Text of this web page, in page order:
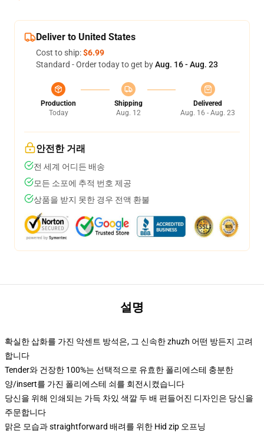
Deliver to United States
Cost to ship:$6.99
Standard - Order today to get byAug. 16 - Aug. 23
Production
Today
Shipping
Aug. 12
Delivered
Aug. 16 - Aug. 23
안전한 거래
전 세계 어디든 배송
모든 소포에 추적 번호 제공
상품을 받지 못한 경우 전액 환불
설명
확실한 삽화를 가진 악센트 방석은, 그 신속한 zhuzh 어떤 방든지 고려
합니다
Tender와 건장한 100%는 선택적으로 유효한 폴리에스테 충분한
양/insert를 가진 폴리에스테 쇠를 회전시켰습니다
당신을 위해 인쇄되는 가득 차있 색깔 두 배 편들어진 디자인은 당신을
주문합니다
맑은 모습과 straightforward 배려를 위한 Hid zip 오프닝